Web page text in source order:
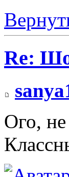
Re:
Ого,